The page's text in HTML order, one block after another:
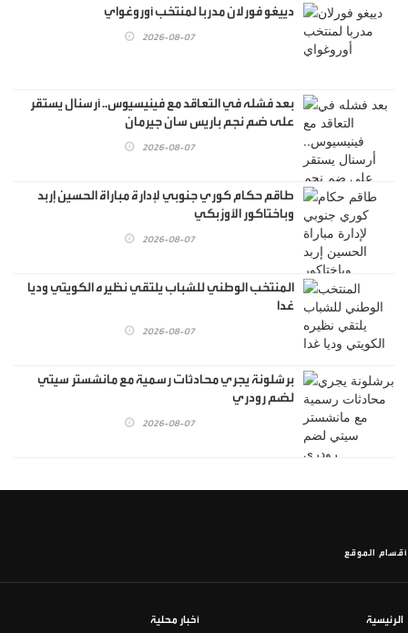
دييغو فورلان مدربا لمنتخب أوروغواي
2026-08-07
بعد فشله في التعاقد مع فينيسيوس.. أرسنال يستقر
على ضم نجم باريس سان جيرمان
2026-08-07
طاقم حكام كوري جنوبي لإدارة مباراة الحسين إربد
وباختاكور الأوزبكي
2026-08-07
المنتخب الوطني للشباب يلتقي نظيره الكويتي وديا
غدا
2026-08-07
برشلونة يجري محادثات رسمية مع مانشستر سيتي
لضم رودري
2026-08-07
أقسام الموقع
الرئيسية أخبار محلية